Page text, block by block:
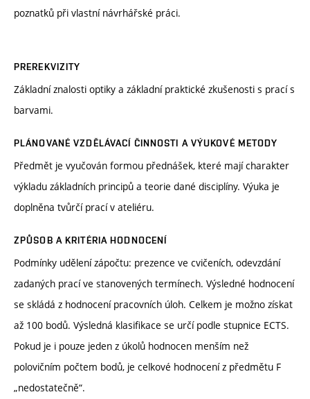
poznatků při vlastní návrhářské práci.
PREREKVIZITY
Základní znalosti optiky a základní praktické zkušenosti s prací s
barvami.
PLÁNOVANÉ VZDĚLÁVACÍ ČINNOSTI A VÝUKOVÉ METODY
Předmět je vyučován formou přednášek, které mají charakter
výkladu základních principů a teorie dané disciplíny. Výuka je
doplněna tvůrčí prací v ateliéru.
ZPŮSOB A KRITÉRIA HODNOCENÍ
Podmínky udělení zápočtu: prezence ve cvičeních, odevzdání
zadaných prací ve stanovených termínech. Výsledné hodnocení
se skládá z hodnocení pracovních úloh. Celkem je možno získat
až 100 bodů. Výsledná klasifikace se určí podle stupnice ECTS.
Pokud je i pouze jeden z úkolů hodnocen menším než
polovičním počtem bodů, je celkové hodnocení z předmětu F
„nedostatečně“.